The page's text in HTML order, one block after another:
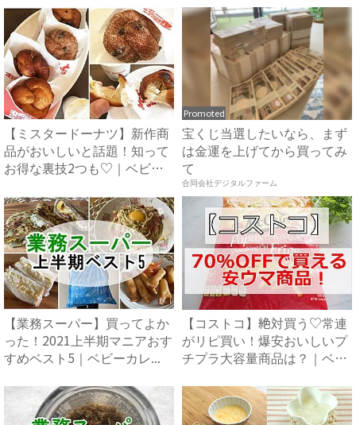
【ミスタードーナツ】新作商
品がおいしいと話題！知って
お得な裏技2つも♡｜ベビー
Promoted
宝くじ当選したいなら、まず
は金運を上げてから買ってみ
て
合同会社デジタルファーム
【業務スーパー】買ってよか
った！2021上半期マニアおす
すめベスト5｜ベビーカレ...
【コストコ】絶対買う♡常連
がリピ買い！爆安おいしいプ
チプラ大容量商品は？｜ベビ